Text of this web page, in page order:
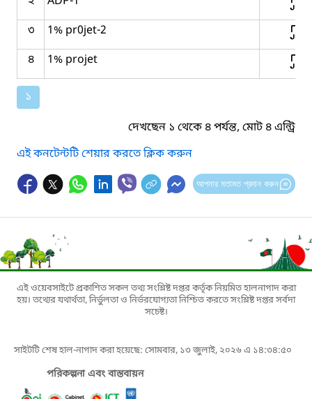
৩
1% pr0jet-2
৪
1% projet
১
দেখছেন ১ থেকে ৪ পর্যন্ত, মোট ৪ এন্ট্রি
এই কনটেন্টটি শেয়ার করতে ক্লিক করুন
আপনার মতামত প্রদান করুন
এই ওয়েবসাইটে প্রকাশিত সকল তথ্য সংশ্লিষ্ট দপ্তর কর্তৃক নিয়মিত হালনাগাদ করা
হয়। তথ্যের যথার্থতা, নির্ভুলতা ও নির্ভরযোগ্যতা নিশ্চিত করতে সংশ্লিষ্ট দপ্তর সর্বদা
সচেষ্ট।
সাইটটি শেষ হাল-নাগাদ করা হয়েছে: সোমবার, ১৩ জুলাই, ২০২৬ এ ১৪:৩৪:৫০
পরিকল্পনা এবং বাস্তবায়ন